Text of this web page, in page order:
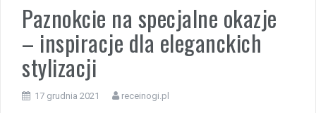
Paznokcie na specjalne okazje
– inspiracje dla eleganckich
stylizacji
17 grudnia 2021 receinogi.pl